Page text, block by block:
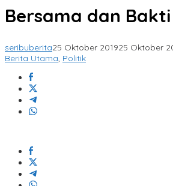
Bersama dan
seribuberita25 Oktober 201925 Oktober
Berita Utama, Politik